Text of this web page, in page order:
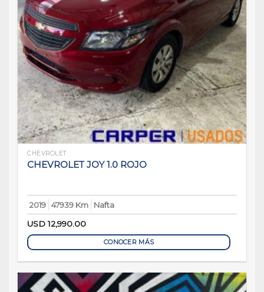
CHEVROLET
CHEVROLET JOY 1.0 ROJO
2019 47939 Km
Nafta
USD12,990.00
CONOCER MÁS